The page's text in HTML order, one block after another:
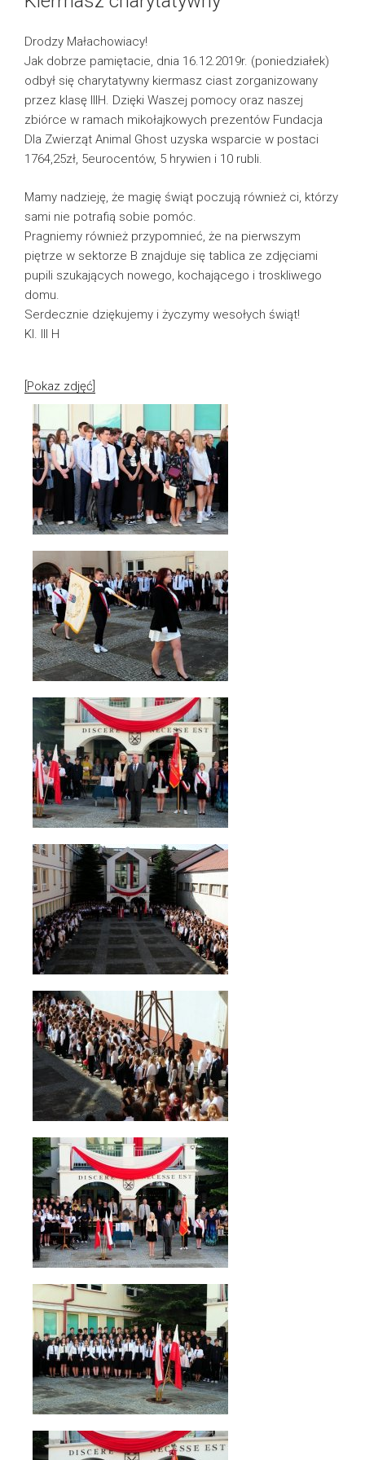
Drodzy Małachowiacy!
Jak dobrze pamiętacie, dnia 16.12.2019r. (poniedziałek)
odbył się charytatywny kiermasz ciast zorganizowany
przez klasę IIIH. Dzięki Waszej pomocy oraz naszej
zbiórce w ramach mikołajkowych prezentów Fundacja
Dla Zwierząt Animal Ghost uzyska wsparcie w postaci
1764,25zł, 5eurocentów, 5 hrywien i 10 rubli.
Mamy nadzieję, że magię świąt poczują również ci, którzy
sami nie potrafią sobie pomóc.
Pragniemy również przypomnieć, że na pierwszym
piętrze w sektorze B znajduje się tablica ze zdjęciami
pupili szukających nowego, kochającego i troskliwego
domu.
Serdecznie dziękujemy i życzymy wesołych świąt!
Kl. III H
[Pokaz zdjęć]